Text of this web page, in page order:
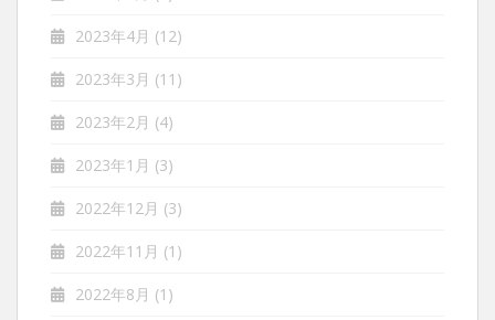
2023年4月 (12)
2023年3月 (11)
2023年2月 (4)
2023年1月 (3)
2022年12月 (3)
2022年11月 (1)
2022年8月 (1)